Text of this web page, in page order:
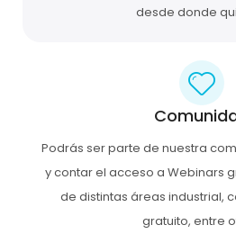
desde donde
Podrás ser parte de nuestra
y contar el acceso a Webinars
de distintas áreas industrial,
gratuito, entre